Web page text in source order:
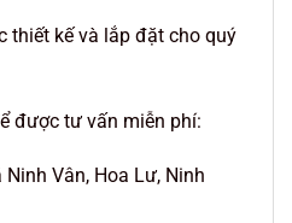
thiết kế và lắp đặt cho quý
được tư vấn miễn phí:
Vân, Hoa Lư, Ninh